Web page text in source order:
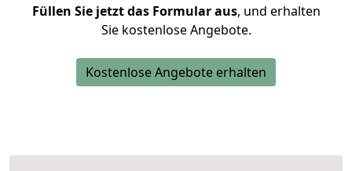
Füllen Sie jetzt das Formular aus, und erhalten
Sie kostenlose Angebote.
Kostenlose Angebote erhalten